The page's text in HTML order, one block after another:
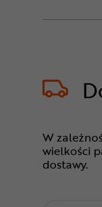
W
wielkości
dostawy.